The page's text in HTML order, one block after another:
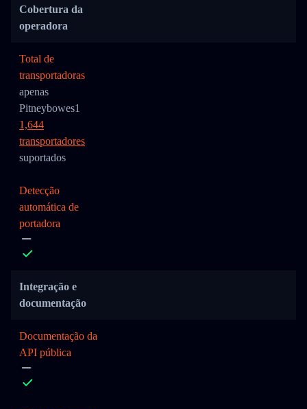
Cobertura da
operadora
Total de
transportadoras
apenas
Pitneybowes1
1,644
transportadores
suportados
Detecção
automática de
portadora
Integração e
documentação
Documentação da
API pública